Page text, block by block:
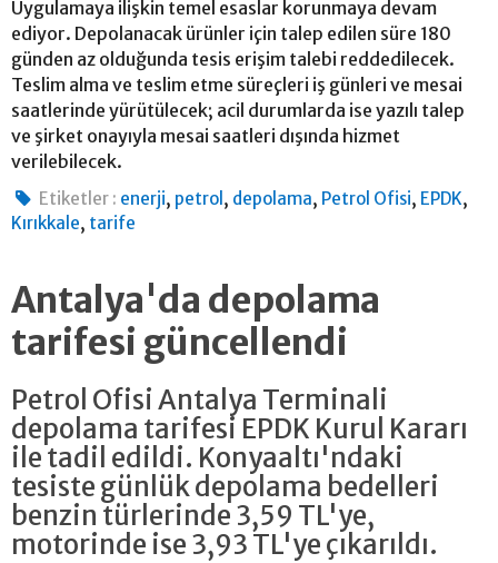
Uygulamaya ilişkin temel esaslar korunmaya devam
ediyor. Depolanacak ürünler için talep edilen süre 180
günden az olduğunda tesis erişim talebi reddedilecek.
Teslim alma ve teslim etme süreçleri iş günleri ve mesai
saatlerinde yürütülecek; acil durumlarda ise yazılı talep
ve şirket onayıyla mesai saatleri dışında hizmet
verilebilecek.
Etiketler : enerji, petrol , depolama, Petrol Ofisi, EPDK,
Kırıkkale, tarife
Antalya'da depolama
tarifesi güncellendi
Petrol Ofisi Antalya Terminali
depolama tarifesi EPDK Kurul Kararı
ile tadil edildi. Konyaaltı'ndaki
tesiste günlük depolama bedelleri
benzin türlerinde 3,59 TL'ye,
motorinde ise 3,93 TL'ye çıkarıldı.